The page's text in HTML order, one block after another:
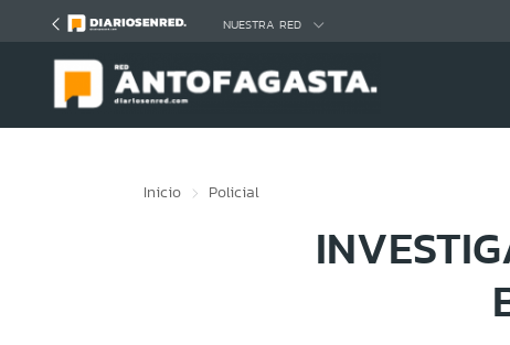
NUESTRA RED
Inicio Policial